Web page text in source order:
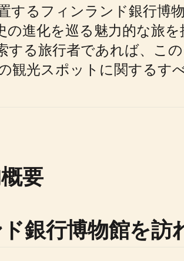
するフィンランド銀行博
の進化を巡る魅力的な旅
する旅行者であれば、こ
観光スポットに関するす
要
銀行博物館を訪